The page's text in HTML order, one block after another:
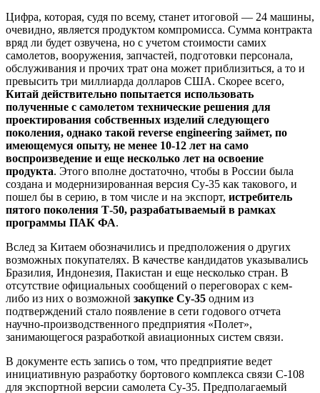
Цифра, которая, судя по всему, станет итоговой — 24 машины,
очевидно, является продуктом компромисса. Сумма контракта
вряд ли будет озвучена, но с учетом стоимости самих
самолетов, вооружения, запчастей, подготовки персонала,
обслуживания и прочих трат она может приблизиться, а то и
превысить три миллиарда долларов США. Скорее всего,
Китай действительно попытается использовать
полученные с самолетом технические решения для
проектирования собственных изделий следующего
поколения, однако такой reverse engineering займет, по
имеющемуся опыту, не менее 10-12 лет на само
воспроизведение и еще несколько лет на освоение
продукта. Этого вполне достаточно, чтобы в России была
создана и модернизированная версия Су-35 как такового, и
пошел бы в серию, в том числе и на экспорт, истребитель
пятого поколения Т-50, разрабатываемый в рамках
программы ПАК ФА.
Вслед за Китаем обозначились и предположения о других
возможных покупателях. В качестве кандидатов указывались
Бразилия, Индонезия, Пакистан и еще несколько стран. В
отсутствие официальных сообщений о переговорах с кем-
либо из них о возможной закупке Су-35 одним из
подтверждений стало появление в сети годового отчета
научно-производственного предприятия «Полет»,
занимающегося разработкой авиационных систем связи.
В документе есть запись о том, что предприятие ведет
инициативную разработку бортового комплекса связи С-108
для экспортной версии самолета Су-35. Предполагаемый